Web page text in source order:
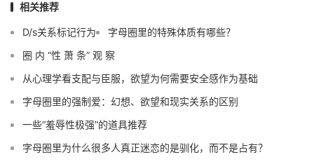
相关推荐
D/s关系标记行为
字母圈里的特殊体质有哪些？
圈 内 “性 萧 条” 观 察
从心理学看支配与臣服，欲望为何需要安全感作为基础
字母圈里的强制爱：幻想、欲望和现实关系的区别
一些“羞辱性极强”的道具推荐
字母圈里为什么很多人真正迷恋的是驯化，而不是占有？